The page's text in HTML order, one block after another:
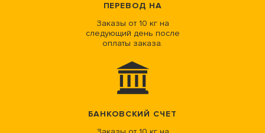
ПЕРЕВОД НА
Заказы от 10 кг на
следующий день после
оплаты заказа.
БАНКОВСКИЙ СЧЕТ